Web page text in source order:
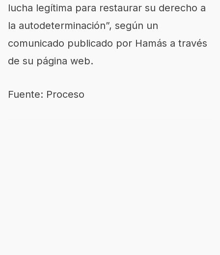
lucha legítima para restaurar su derecho a
la autodeterminación”, según un
comunicado publicado por Hamás a través
de su página web.
Fuente: Proceso